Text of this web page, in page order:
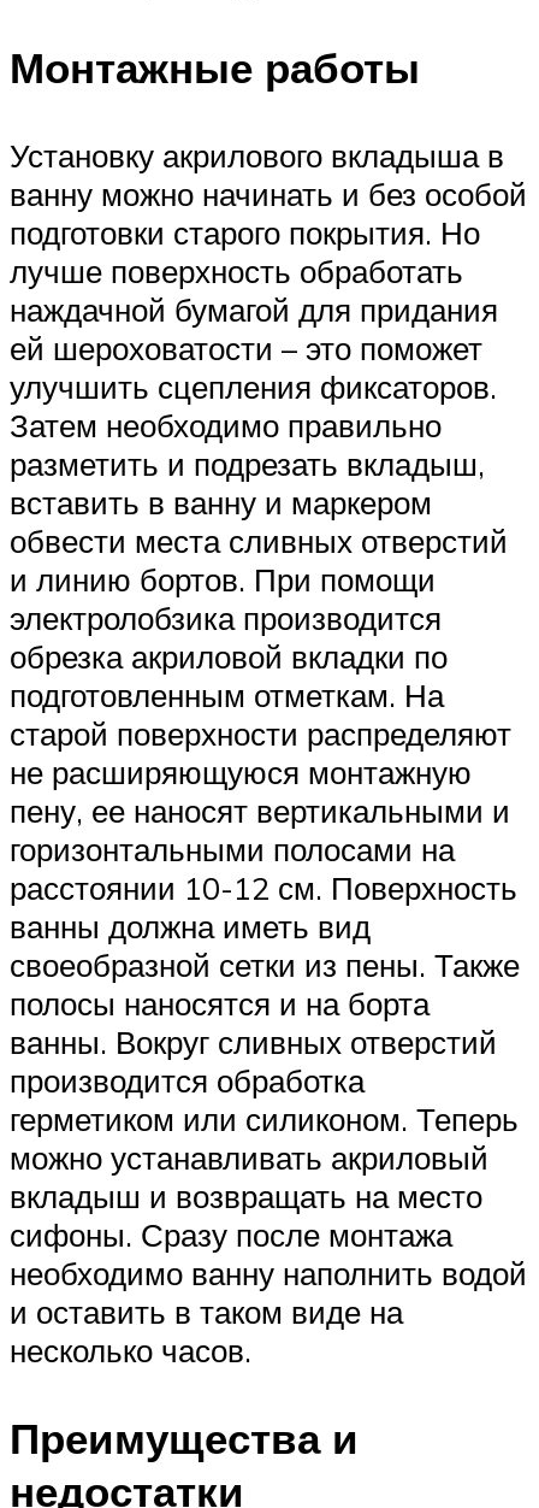
Монтажные работы
Установку акрилового вкладыша в
ванну можно начинать и без особой
подготовки старого покрытия. Но
лучше поверхность обработать
наждачной бумагой для придания
ей шероховатости – это поможет
улучшить сцепления фиксаторов.
Затем необходимо правильно
разметить и подрезать вкладыш,
вставить в ванну и маркером
обвести места сливных отверстий
и линию бортов. При помощи
электролобзика производится
обрезка акриловой вкладки по
подготовленным отметкам. На
старой поверхности распределяют
не расширяющуюся монтажную
пену, ее наносят вертикальными и
горизонтальными полосами на
расстоянии 10-12 см. Поверхность
ванны должна иметь вид
своеобразной сетки из пены. Также
полосы наносятся и на борта
ванны. Вокруг сливных отверстий
производится обработка
герметиком или силиконом. Теперь
можно устанавливать акриловый
вкладыш и возвращать на место
сифоны. Сразу после монтажа
необходимо ванну наполнить водой
и оставить в таком виде на
несколько часов.
Преимущества и
недостатки